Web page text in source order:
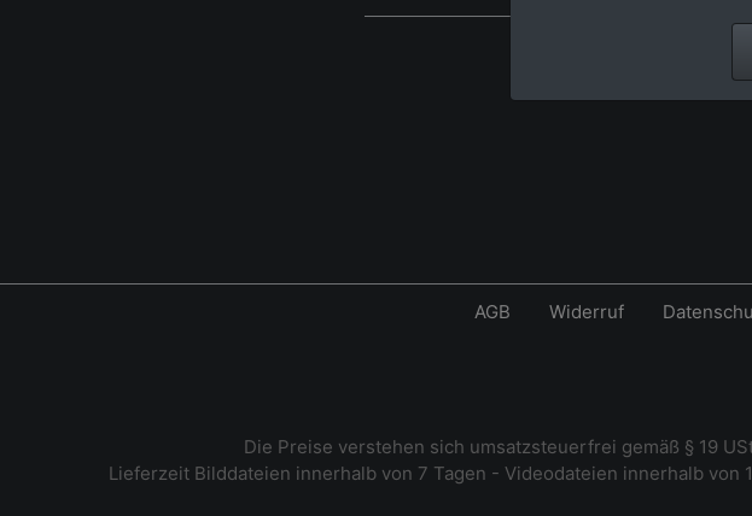
AGB Widerruf
Die Preise verstehen sich umsatzsteuerfrei gemäß § 19
Lieferzeit Bilddateien innerhalb von 7 Tagen - Videodateien innerhalb